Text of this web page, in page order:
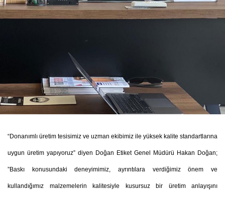
“Donanımlı üretim tesisimiz ve uzman ekibimiz ile yüksek kalite standartlarına
uygun üretim yapıyoruz” diyen Doğan Etiket Genel Müdürü Hakan Doğan;
”Baskı konusundaki deneyimimiz, ayrıntılara verdiğimiz önem ve
kullandığımız malzemelerin kalitesiyle kusursuz bir üretim anlayışını